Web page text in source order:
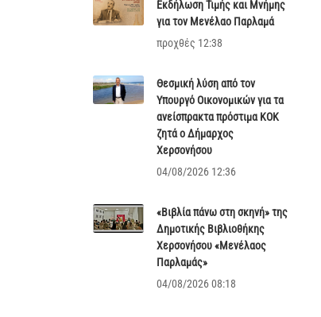
Εκδήλωση Τιμής και Μνήμης
για τον Μενέλαο Παρλαμά
προχθές 12:38
Θεσμική λύση από τον
Υπουργό Οικονομικών για τα
ανείσπρακτα πρόστιμα ΚΟΚ
ζητά ο Δήμαρχος
Χερσονήσου
04/08/2026 12:36
«Βιβλία πάνω στη σκηνή» της
Δημοτικής Βιβλιοθήκης
Χερσονήσου «Μενέλαος
Παρλαμάς»
04/08/2026 08:18